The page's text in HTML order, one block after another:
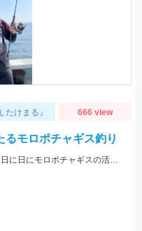
けまる』 666 view
モロポチャギス釣り
例年に比べるとまだまだ水温は低いですが 日に日にモロポチャギスの活性 高まってますよッ(^-^)